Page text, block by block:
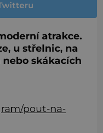
atrakce.
u střelnic, na
skákacích
pout-na-